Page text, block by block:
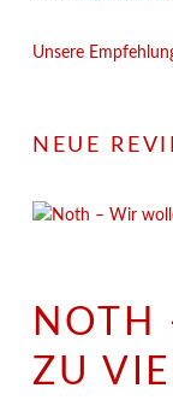
Unsere
NEUE
NOTH
ZU